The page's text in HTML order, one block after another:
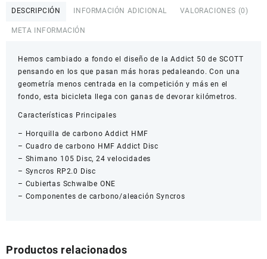
cantidad
DESCRIPCIÓN INFORMACIÓN ADICIONAL VALORACIONES (0)
META INFORMACIÓN
Hemos cambiado a fondo el diseño de la Addict 50 de SCOTT
pensando en los que pasan más horas pedaleando. Con una
geometría menos centrada en la competición y más en el
fondo, esta bicicleta llega con ganas de devorar kilómetros.
Características Principales
– Horquilla de carbono Addict HMF
– Cuadro de carbono HMF Addict Disc
– Shimano 105 Disc, 24 velocidades
– Syncros RP2.0 Disc
– Cubiertas Schwalbe ONE
– Componentes de carbono/aleación Syncros
Productos relacionados